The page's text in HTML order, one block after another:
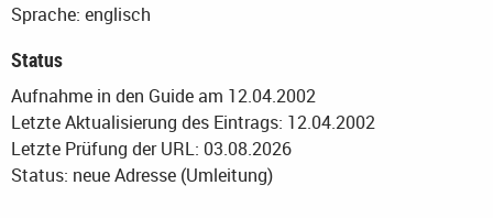
Sprache: englisch
Status
Aufnahme in den Guide am 12.04.2002
Letzte Aktualisierung des Eintrags: 12.04.2002
Letzte Prüfung der URL: 03.08.2026
Status: neue Adresse (Umleitung)